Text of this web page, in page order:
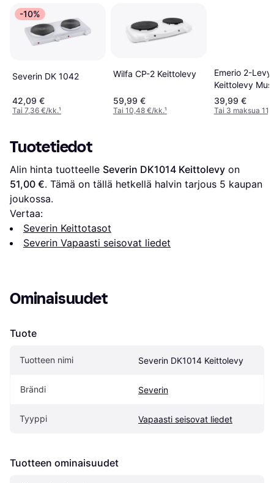
-10%
Severin DK 1042
42,09 €
Tai 7,36 €/kk.¹
Wilfa CP-2 Keittolevy
59,99 €
Tai 10,48 €/kk.¹
Emerio 2-
Keittolevy
39,99 €
Tai 3 maksua
Tuotetiedot
Alin hinta tuotteelle Severin DK1014 Keittolevy
51,00 €. Tämä on tällä hetkellä halvin tarjous 5 kaupan
joukossa.
Vertaa:
Severin Keittotasot
Severin Vapaasti seisovat liedet
Ominaisuudet
Tuote
Tuotteen nimi Severin DK1014 Keittolevy
Brändi Severin
Tyyppi Vapaasti seisovat liedet
Tuotteen ominaisuudet